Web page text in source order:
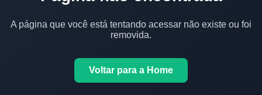
A página que você está tentando acessar não existe ou foi
removida.
Voltar para a Home